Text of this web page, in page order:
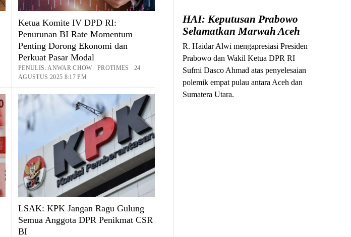
Ketua Komite IV DPD RI:
Penurunan BI Rate Momentum
Penting Dorong Ekonomi dan
Perkuat Pasar Modal
PENULIS: ANWAR CHOW PROTIMES 24
AGUSTUS 2025 8:17 PM
LSAK: KPK Jangan Ragu Gulung
Semua Anggota DPR Penikmat CSR
BI
HAI: Keputusan Prabowo
Selamatkan Marwah Aceh
R. Haidar Alwi mengapresiasi Presiden
Prabowo dan Wakil Ketua DPR RI
Sufmi Dasco Ahmad atas penyelesaian
polemik empat pulau antara Aceh dan
Sumatera Utara.